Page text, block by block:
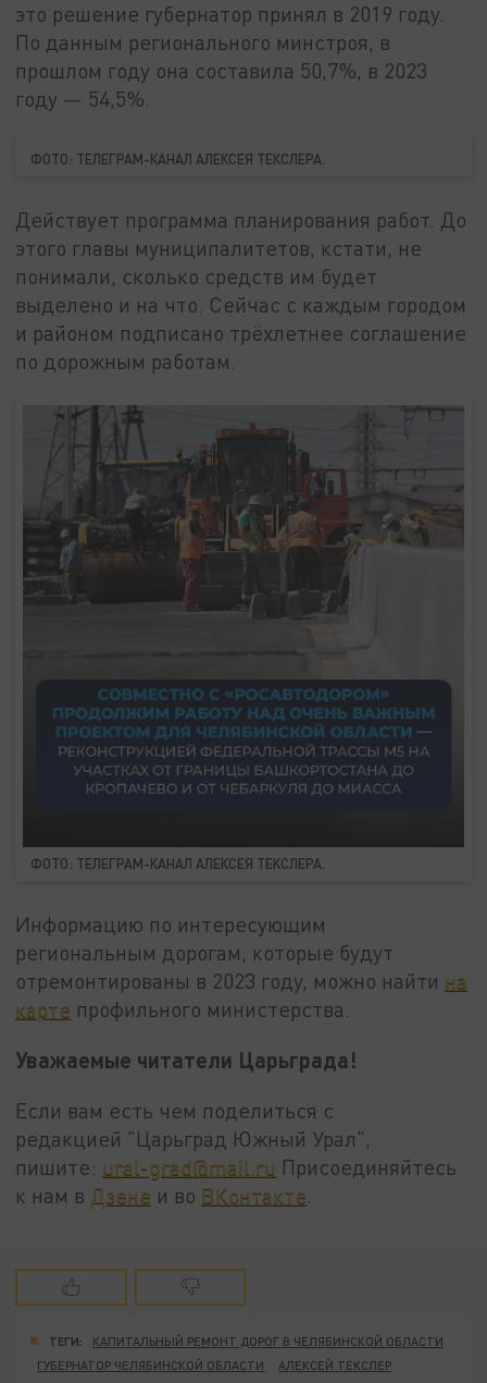
это решение губернатор принял в 2019 году.
По данным регионального минстроя, в
прошлом году она составила 50,7%, в 2023
году — 54,5%.
ФОТО: ТЕЛЕГРАМ-КАНАЛ АЛЕКСЕЯ ТЕКСЛЕРА.
Действует программа планирования работ. До
этого главы муниципалитетов, кстати, не
понимали, сколько средств им будет
выделено и на что. Сейчас с каждым городом
и районом подписано трёхлетнее соглашение
по дорожным работам.
ФОТО: ТЕЛЕГРАМ-КАНАЛ АЛЕКСЕЯ ТЕКСЛЕРА.
Информацию по интересующим
региональным дорогам, которые будут
отремонтированы в 2023 году, можно найти на
карте профильного министерства.
Уважаемые читатели Царьграда!
Если вам есть чем поделиться с
редакцией "Царьград Южный Урал",
пишите: ural-grad@mail.ru Присоединяйтесь
к нам в Дзене и во ВКонтакте
ТЕГИ:
КАПИТАЛЬНЫЙ РЕМОНТ ДОРОГ В ЧЕЛЯБИНСКОЙ ОБЛАСТИ
ГУБЕРНАТОР ЧЕЛЯБИНСКОЙ ОБЛАСТИ
АЛЕКСЕЙ ТЕКСЛЕР